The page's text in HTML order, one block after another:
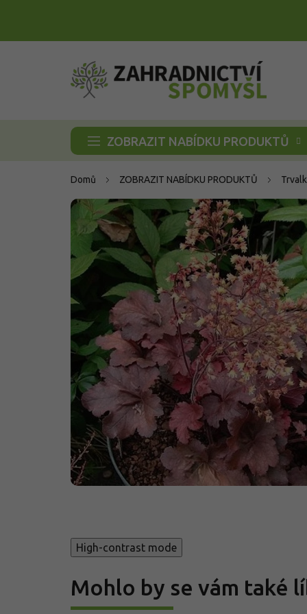
ZOBRAZIT NABÍDKU PRODUKTŮ
Domů ZOBRAZIT NABÍDKU PRODUKTŮ
High-contrast mode
Mohlo by se vám také